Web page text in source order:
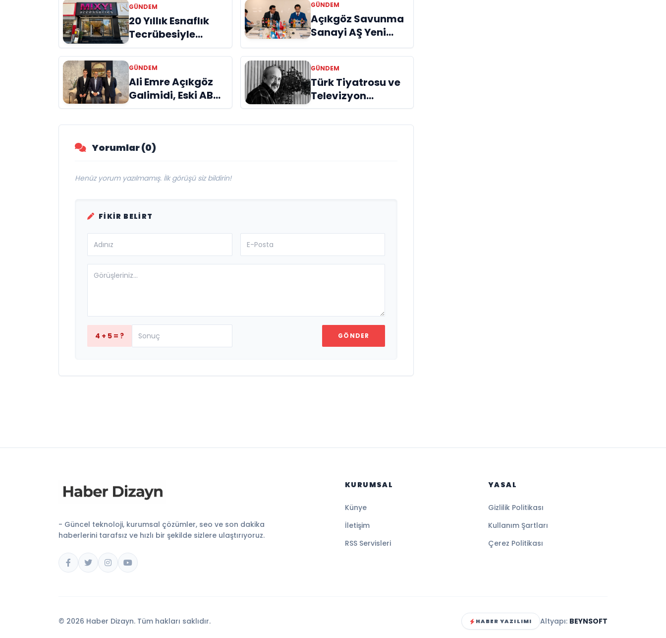
GÜNDEM
20 Yıllık Esnaflık
Tecrübesiyle
Kızıltepe'ye Yeni
Bir Marka
Kazandırdı
GÜNDEM
Açıkgöz Savunma
Sanayi AŞ Yeni
Yönetim Kurulunu
Açıkladı ve
Savunma
Sanayinde Küresel
Vizyon Vurgusu
GÜNDEM
Ali Emre Açıkgöz
Galimidi, Eski AB
Bakanı ve
Büyükelçi Egemen
Geldi
GÜNDEM
Türk Tiyatrosu ve
Televizyon
Dünyasının Usta
İsmi Can Kolukısa
Yorumlar (0)
Henüz yorum yazılmamış. İlk görüşü siz bildirin!
FIKIR BELIRT
4 + 5 = ? GÖNDER
- Güncel teknoloji, kurumsal çözümler, seo ve son dakika
haberlerini tarafsız ve hızlı bir şekilde sizlere ulaştırıyoruz.
KURUMSAL
Künye
İletişim
RSS Servisleri
YASAL
Gizlilik Politikası
Kullanım Şartları
Çerez Politikası
© 2026 Haber Dizayn. Tüm hakları saklıdır. HABER YAZILIMI Altyapı: BEYNSOFT